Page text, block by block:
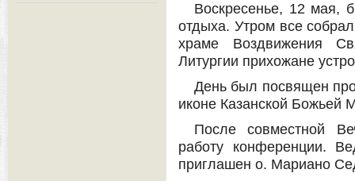
Воскресенье, 12 мая,
отдыха. Утром все
храме Воздвижения
Литургии прихожане
День был посвящен
иконе Казанской Божьей
После совместной
работу конференции.
приглашен о. Мариано